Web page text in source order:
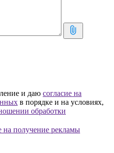
и даю согласие на
в порядке и на условиях,
обработки
на получение рекламы